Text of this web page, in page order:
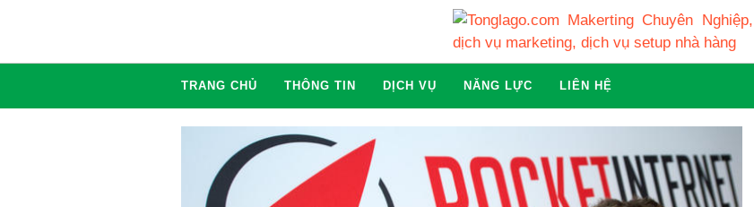
TRANG CHỦ THÔNG TIN DỊCH VỤ NĂNG LỰC LIÊN HỆ